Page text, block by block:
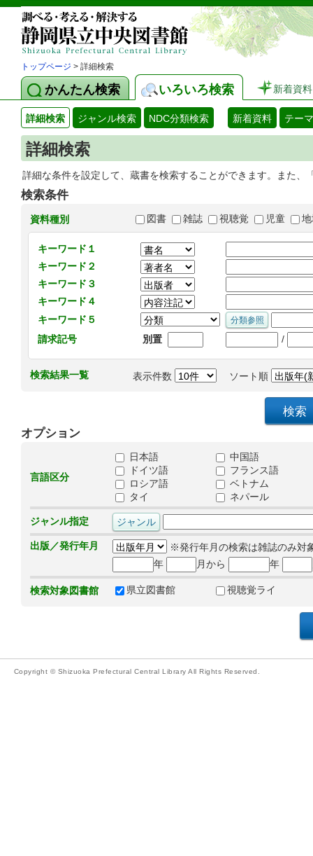
トップページ > 詳細検索
かんたん検索 いろいろ検索 新着資料
詳細検索 ジャンル検索 NDC分類検索 新着資料 テー
詳細検索
詳細な条件を設定して、蔵書を検索することができます。また
検索条件
資料種別 図書 雑誌 視聴覚 児童
キーワード１
キーワード２
キーワード３
キーワード４
キーワード５
請求記号
別置 /
検索結果一覧 表示件数 ソート順
オプション
言語区分
日本語
中国語
ドイツ語
フランス語
ロシア語
ベトナム
タイ
ネパール
ジャンル指定
出版／発行年月
※発行年月の検索は雑誌のみ対
年
月から 年
検索対象図書館 県立図書館 視聴覚ライ
Copyright © Shizuoka Prefectural Central Library All Rights Reserved.